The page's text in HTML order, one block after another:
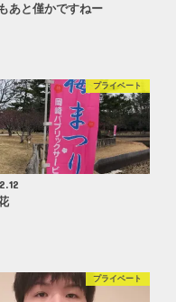
あと僅かですねー
プライベート
プライベート